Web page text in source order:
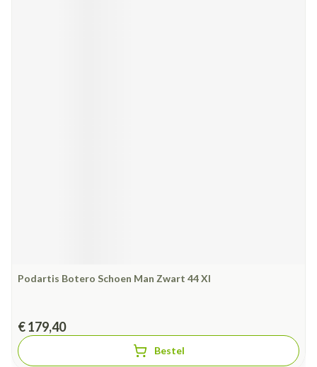
Podartis Botero Schoen Man Zwart 44 Xl
€ 179,40
Bestel